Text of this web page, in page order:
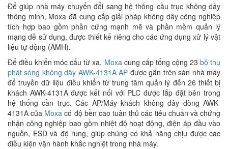
Để giúp nhà máy chuyển đổi sang hệ thống cầu trục không dây
thông minh, Moxa đã cung cấp giải pháp không dây công nghiệp
tích hợp bao gồm phần cứng mạnh mẽ và phần mềm quản lý
mạng dễ sử dụng, được thiết kế riêng cho các ứng dụng xử lý vật
liệu tự động (AMH).
Để điều khiển móc cẩu từ xa, Moxa cung cấp tổng cộng 23 bộ thu
phát sóng không dây AWK-4131A AP được gắn trên sàn nhà máy
để truyền dữ liệu điều khiển từ trung tâm quản lý đến 26 thiết bị
khách AWK-4131A được kết nối với PLC được lắp đặt bên trong
hệ thống cần trục. Các AP/Máy khách không dây dòng AWK-
4131A của Moxacó độ bền cao tuân thủ các tiêu chuẩn và chứng
nhận công nghiệp bao gồm nhiệt độ hoạt động, điện áp đầu vào
nguồn, ESD và độ rung, giúp chúng có khả năng chịu được các
điều kiện vận hành khắc nghiệt trong nhà máy.